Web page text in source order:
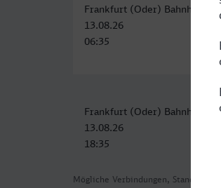
Mögliche Verbindungen, Stand:
Frankfurt (Oder) Bahnhof
13.08.26
06:35
Frankfurt (Oder) Bahnhof
13.08.26
18:35